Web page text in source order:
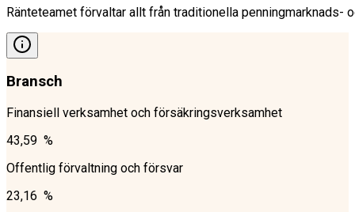
Ränteteamet förvaltar allt från traditionella penningmarknads-
Bransch
Finansiell verksamhet och försäkringsverksamhet
43,59 %
Offentlig förvaltning och försvar
23,16 %